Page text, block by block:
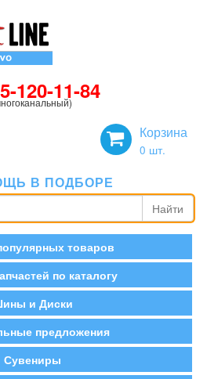
120-11-84
Корзина
0 шт.
В ПОДБОРЕ
Найти
товаров
по каталогу
и Диски
предложения
Сувениры